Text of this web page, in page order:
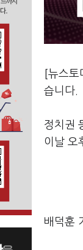
[뉴스
습니다
정치권
이날 오
배덕훈